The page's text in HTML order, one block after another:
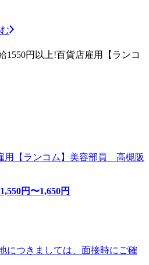
1550円以上!百貨店雇用【ランコ
用【ランコム】美容部員 高槻阪
1,550円〜1,650円
につきましては、面接時にご確